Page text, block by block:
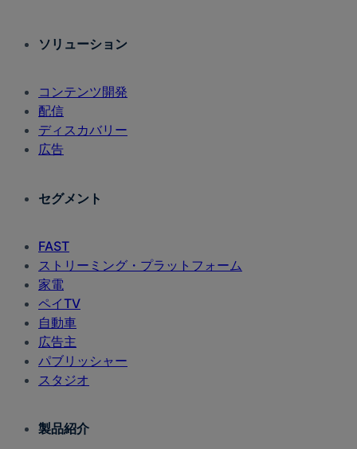
ソリューション
コンテンツ開発
配信
ディスカバリー
広告
セグメント
FAST
ストリーミング・プラットフォーム
家電
ペイTV
自動車
広告主
パブリッシャー
スタジオ
製品紹介